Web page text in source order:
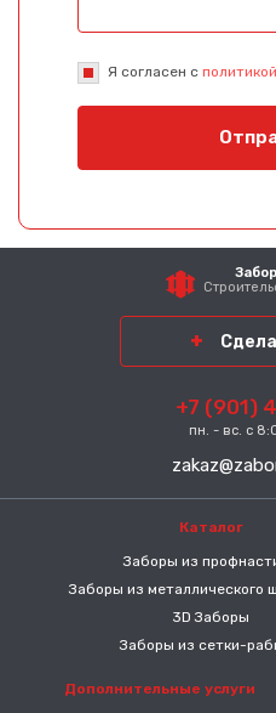
Я согласен с
+7 (901)
пн. - вс. с
Каталог
Заборы из
Заборы из металлического
3D Заборы
Заборы из сетки-
Дополнительные услуги